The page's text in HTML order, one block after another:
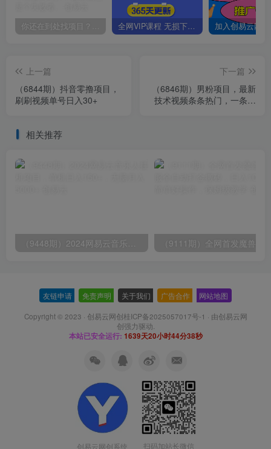
你还在到处找项目？还在当韭菜？我靠卖项目一个月收入5万+，曾经我也是个失败者。 全网VIP课程 无损下载~
上一篇
（6844期）抖音零撸项目，
刷刷视频单号日入30+
下一篇
（6846期）男粉项目，最新
技术视频条条热门，一条作
相关推荐
友链申请 免责声明 关于我们 广告合作 网站地图
Copyright © 2023 · 创易云网创桂ICP备2025057017号-1 · 由创易云网
创强力驱动.
本站已安全运行: 1639天20小时44分38秒
创易云网创系统 扫码加站长微信